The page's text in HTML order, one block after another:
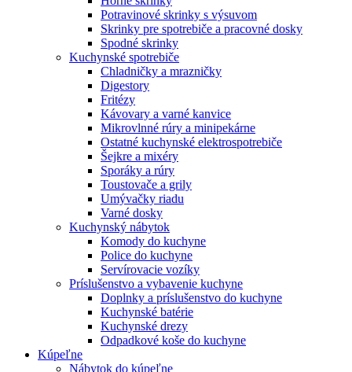
Potravinové skrinky s výsuvom
Skrinky pre spotrebiče a pracovné dosky
Spodné skrinky
Kuchynské spotrebiče
Chladničky a mrazničky
Digestory
Fritézy
Kávovary a varné kanvice
Mikrovlnné rúry a minipekárne
Ostatné kuchynské elektrospotrebiče
Šejkre a mixéry
Sporáky a rúry
Toustovače a grily
Umývačky riadu
Varné dosky
Kuchynský nábytok
Komody do kuchyne
Police do kuchyne
Servírovacie vozíky
Príslušenstvo a vybavenie kuchyne
Doplnky a príslušenstvo do kuchyne
Kuchynské batérie
Kuchynské drezy
Odpadkové koše do kuchyne
Kúpeľne
Nábytok do kúpeľne